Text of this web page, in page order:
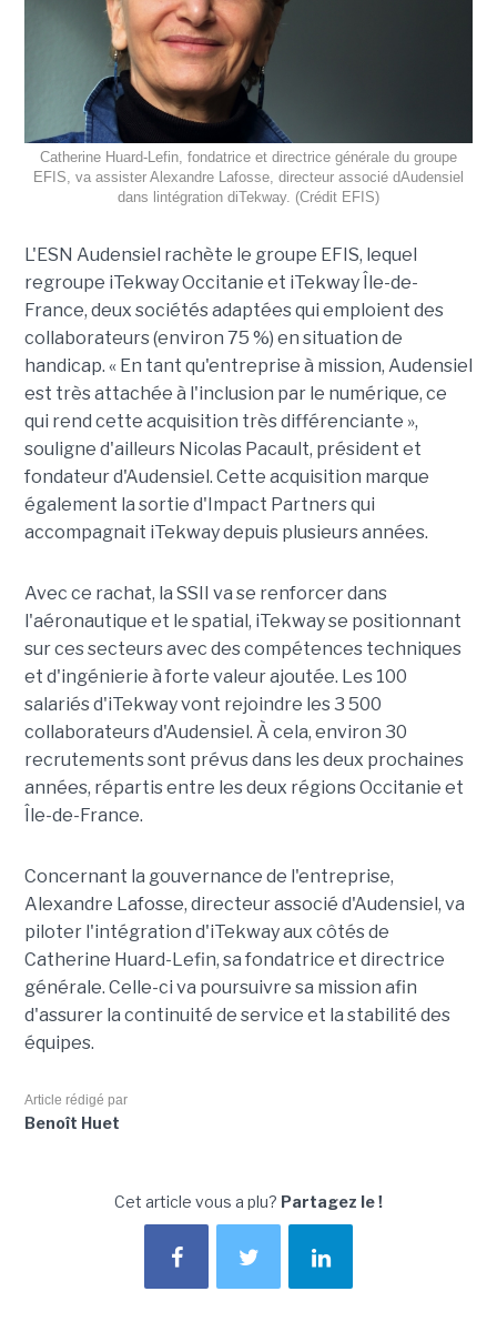
Catherine Huard-Lefin, fondatrice et directrice générale du groupe
EFIS, va assister Alexandre Lafosse, directeur associé dAudensiel
dans lintégration diTekway. (Crédit EFIS)
L'ESN Audensiel rachète le groupe EFIS, lequel
regroupe iTekway Occitanie et iTekway Île-de-
France, deux sociétés adaptées qui emploient des
collaborateurs (environ 75 %) en situation de
handicap. « En tant qu'entreprise à mission, Audensiel
est très attachée à l'inclusion par le numérique, ce
qui rend cette acquisition très différenciante »,
souligne d'ailleurs Nicolas Pacault, président et
fondateur d'Audensiel. Cette acquisition marque
également la sortie d'Impact Partners qui
accompagnait iTekway depuis plusieurs années.
Avec ce rachat, la SSII va se renforcer dans
l'aéronautique et le spatial, iTekway se positionnant
sur ces secteurs avec des compétences techniques
et d'ingénierie à forte valeur ajoutée. Les 100
salariés d'iTekway vont rejoindre les 3 500
collaborateurs d'Audensiel. À cela, environ 30
recrutements sont prévus dans les deux prochaines
années, répartis entre les deux régions Occitanie et
Île-de-France.
Concernant la gouvernance de l'entreprise,
Alexandre Lafosse, directeur associé d'Audensiel, va
piloter l'intégration d'iTekway aux côtés de
Catherine Huard-Lefin, sa fondatrice et directrice
générale. Celle-ci va poursuivre sa mission afin
d'assurer la continuité de service et la stabilité des
équipes.
Article rédigé par
Benoît Huet
Cet article vous a plu? Partagez le !